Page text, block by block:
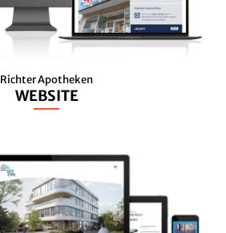
Richter Apotheken
WEBSITE